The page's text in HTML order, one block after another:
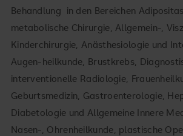
Behandlung in den Bereichen
metabolische Chirurgie, Allgemein-,
Kinderchirurgie, Anästhesiologie und
Augen-heilkunde, Brustkrebs,
interventionelle Radiologie,
Geburtsmedizin, Gastroenterologie,
Diabetologie und Allgemeine Innere
Nasen-, Ohrenheilkunde, plastische